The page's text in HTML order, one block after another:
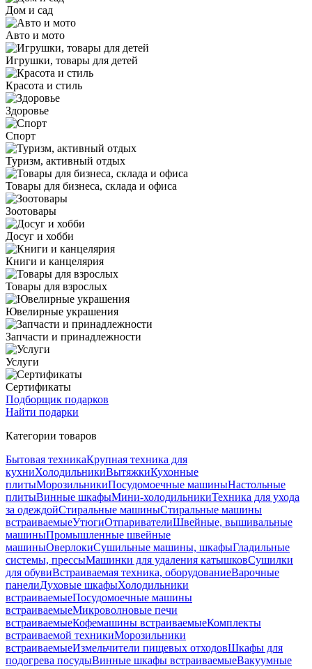
Дом и сад
Авто и мото
Игрушки, товары для детей
Красота и стиль
Здоровье
Спорт
Туризм, активный отдых
Товары для бизнеса, склада и офиса
Зоотовары
Досуг и хобби
Книги и канцелярия
Товары для взрослых
Ювелирные украшения
Запчасти и принадлежности
Услуги
Сертификаты
Подборщик подарков
Найти подарки
Категории товаров
Бытовая техникаКрупная техника для
кухниХолодильникиВытяжкиКухонные
плитыМорозильникиПосудомоечные машиныНастольные
плитыВинные шкафыМини-холодильникиТехника для ухода
за одеждойСтиральные машиныСтиральные машины
встраиваемыеУтюгиОтпаривателиШвейные, вышивальные
машиныПромышленные швейные
машиныОверлокиСушильные машины, шкафыГладильные
системы, прессыМашинки для удаления катышковСушилки
для обувиВстраиваемая техника, оборудованиеВарочные
панелиДуховые шкафыХолодильники
встраиваемыеПосудомоечные машины
встраиваемыеМикроволновые печи
встраиваемыеКофемашины встраиваемыеКомплекты
встраиваемой техникиМорозильники
встраиваемыеИзмельчители пищевых отходовШкафы для
подогрева посудыВинные шкафы встраиваемыеВакуумные